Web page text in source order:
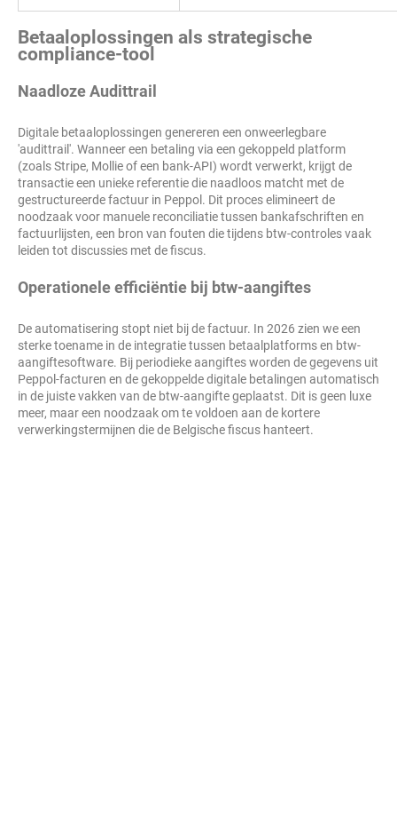
Betaaloplossingen als strategische
compliance-tool
Naadloze Audittrail
Digitale betaaloplossingen genereren een onweerlegbare
'audittrail'. Wanneer een betaling via een gekoppeld platform
(zoals Stripe, Mollie of een bank-API) wordt verwerkt, krijgt de
transactie een unieke referentie die naadloos matcht met de
gestructureerde factuur in Peppol. Dit proces elimineert de
noodzaak voor manuele reconciliatie tussen bankafschriften en
factuurlijsten, een bron van fouten die tijdens btw-controles vaak
leiden tot discussies met de fiscus.
Operationele efficiëntie bij btw-aangiftes
De automatisering stopt niet bij de factuur. In 2026 zien we een
sterke toename in de integratie tussen betaalplatforms en btw-
aangiftesoftware. Bij periodieke aangiftes worden de gegevens uit
Peppol-facturen en de gekoppelde digitale betalingen automatisch
in de juiste vakken van de btw-aangifte geplaatst. Dit is geen luxe
meer, maar een noodzaak om te voldoen aan de kortere
verwerkingstermijnen die de Belgische fiscus hanteert.